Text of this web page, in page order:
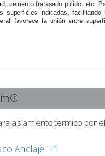
cemento fratasado pulido, etc.
superficies indicadas,
favorece la unión entre
aislamiento termico por
Anclaje H1